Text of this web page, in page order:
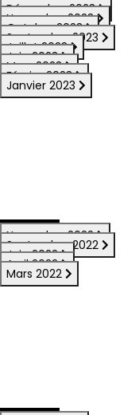
Décembre 2023
Novembre 2023
Octobre 2023
Septembre 2023
Juillet 2023
Juin 2023
Mars 2023
Février 2023
Janvier 2023
Novembre 2022
Septembre 2022
Juin 2022
Avril 2022
Mars 2022